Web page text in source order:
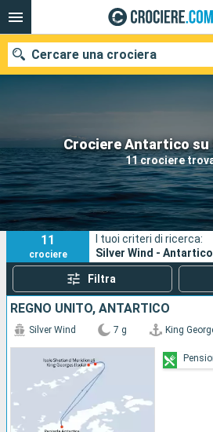
Crociere Antartico su
11 crociere
Cercare una crociera
Le nostre destinazioni
Mesi di partenza
Porti
Ricerca
11
crociere
I tuoi criteri di ricerca:
Silver Wind - Antartico
Filtra
REGNO UNITO, ANTARTICO
Silver Wind 7 g King